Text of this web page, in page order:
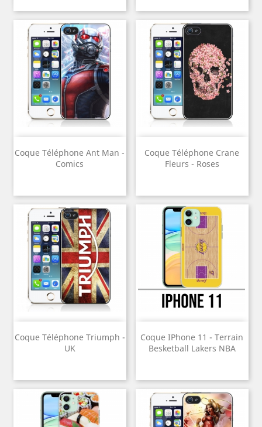
Coque Téléphone Ant Man -
Comics
Coque Téléphone Crane
Fleurs - Roses
Coque Téléphone Triumph -
UK
Coque IPhone 11 - Terrain
Besketball Lakers NBA